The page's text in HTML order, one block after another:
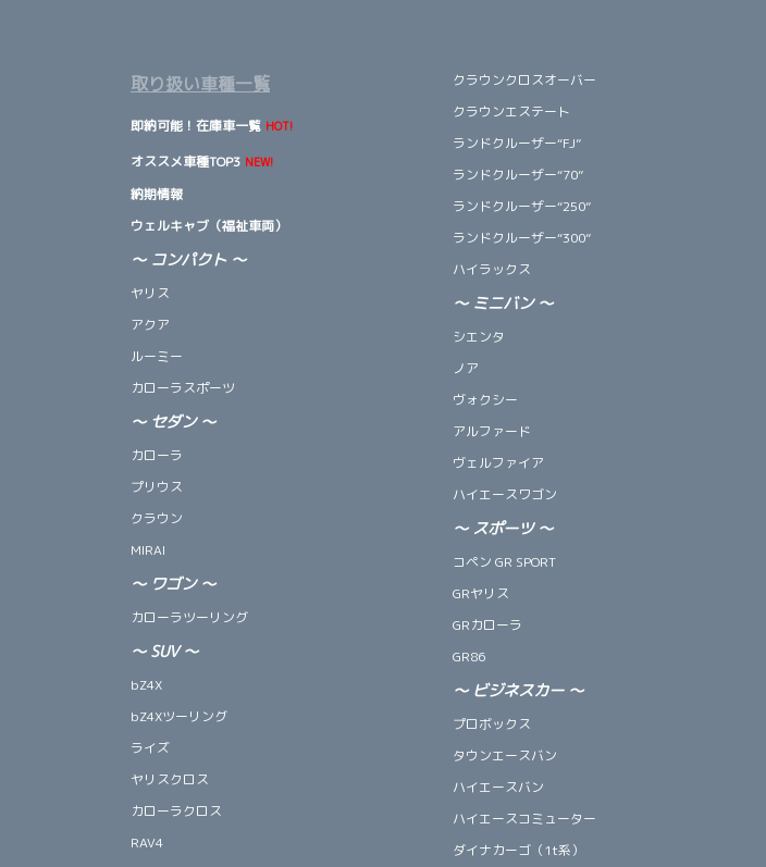
取り扱い車種一覧
即納可能！在庫車一覧 HOT!
オススメ車種TOP3 NEW!
納期情報
ウェルキャブ（福祉車両）
～ コンパクト ～
ヤリス
アクア
ルーミー
カローラスポーツ
～ セダン ～
カローラ
プリウス
クラウン
MIRAI
～ ワゴン ～
カローラツーリング
～ SUV～
bZ4X
bZ4Xツーリング
ライズ
ヤリスクロス
カローラクロス
RAV4
クラウンクロスオーバー
クラウンエステート
ランドクルーザー“FJ”
ランドクルーザー“70”
ランドクルーザー“250”
ランドクルーザー“300”
ハイラックス
～ ミニバン ～
シエンタ
ノア
ヴォクシー
アルファード
ヴェルファイア
ハイエースワゴン
～ スポーツ ～
コペン GR SPORT
GRヤリス
GRカローラ
GR86
～ ビジネスカー ～
プロボックス
タウンエースバン
ハイエースバン
ハイエースコミューター
ダイナカーゴ（1t系）